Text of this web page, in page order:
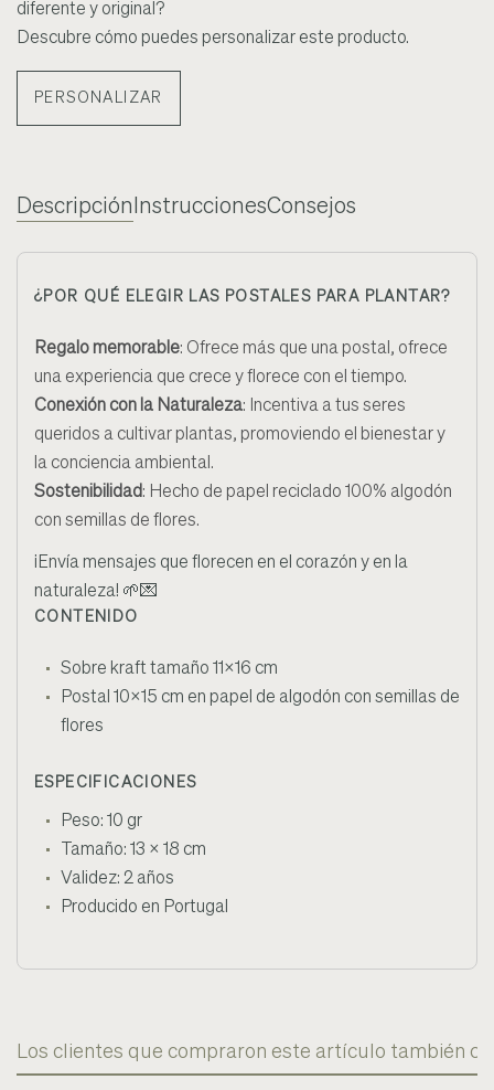
diferente y original?
Descubre cómo puedes personalizar este producto.
PERSONALIZAR
Descripción InstruccionesConsejos
¿POR QUÉ ELEGIR LAS POSTALES PARA PLANTAR?
Regalo memorable: Ofrece más que una postal, ofrece
una experiencia que crece y florece con el tiempo.
Conexión con la Naturaleza: Incentiva a tus seres
queridos a cultivar plantas, promoviendo el bienestar y
la conciencia ambiental.
Sostenibilidad: Hecho de papel reciclado 100% algodón
con semillas de flores.
¡Envía mensajes que florecen en el corazón y en la
naturaleza! 🌱💌
CONTENIDO
Sobre kraft tamaño 11x16 cm
Postal 10x15 cm en papel de algodón con semillas de
flores
ESPECIFICACIONES
Peso: 10 gr
Tamaño: 13 x 18 cm
Validez: 2 años
Producido en Portugal
Los clientes que compraron este artículo también